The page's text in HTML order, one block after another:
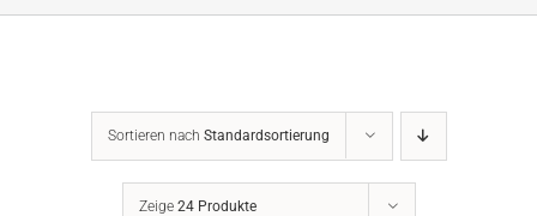
Sortieren nach Standardsortierung
Zeige 24 Produkte